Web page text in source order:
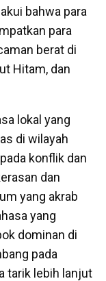
bahwa para
para
berat di
Hitam, dan
lokal yang
di wilayah
konflik dan
dan
yang akrab
yang
dominan di
pada
tarik lebih lanjut